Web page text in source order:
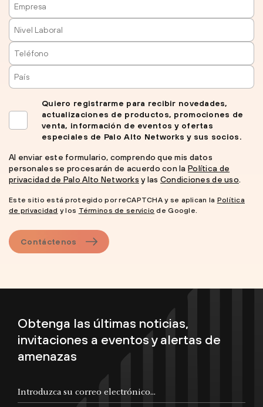
Quiero registrarme para recibir novedades,
actualizaciones de productos, promociones de
venta, información de eventos y ofertas
especiales de Palo Alto Networks y sus socios.
Al enviar este formulario, comprendo que mis datos
personales se procesarán de acuerdo con laPolítica de
privacidad de Palo Alto Networks y las Condiciones de uso.
Este sitio está protegido por reCAPTCHA y se aplican la Política
de privacidad y los Términos de servicio de Google.
Contáctenos
Obtenga las últimas noticias,
invitaciones a eventos y alertas de
amenazas